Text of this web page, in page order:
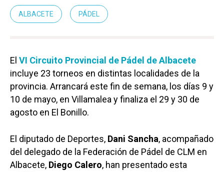
ALBACETE PÁDEL
El VI Circuito Provincial de Pádel de Albacete
incluye 23 torneos en distintas localidades de la
provincia. Arrancará este fin de semana, los días 9 y
10 de mayo, en Villamalea y finaliza el 29 y 30 de
agosto en El Bonillo.
El diputado de Deportes, Dani Sancha, acompañado
del delegado de la Federación de Pádel de CLM en
Albacete, Diego Calero, han presentado esta